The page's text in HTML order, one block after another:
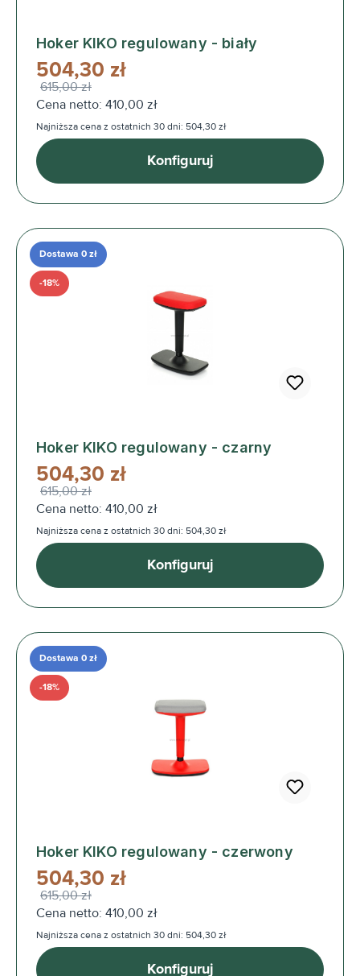
Hoker KIKO regulowany - biały
504,30 zł
615,00 zł
Cena netto: 410,00 zł
Najniższa cena z ostatnich 30 dni: 504,30 zł
Konfiguruj
Hoker KIKO regulowany - czarny
Dostawa 0 zł
-18%
504,30 zł
615,00 zł
Cena netto: 410,00 zł
Najniższa cena z ostatnich 30 dni: 504,30 zł
Konfiguruj
Hoker KIKO regulowany - czerwony
Dostawa 0 zł
-18%
504,30 zł
615,00 zł
Cena netto: 410,00 zł
Najniższa cena z ostatnich 30 dni: 504,30 zł
Konfiguruj